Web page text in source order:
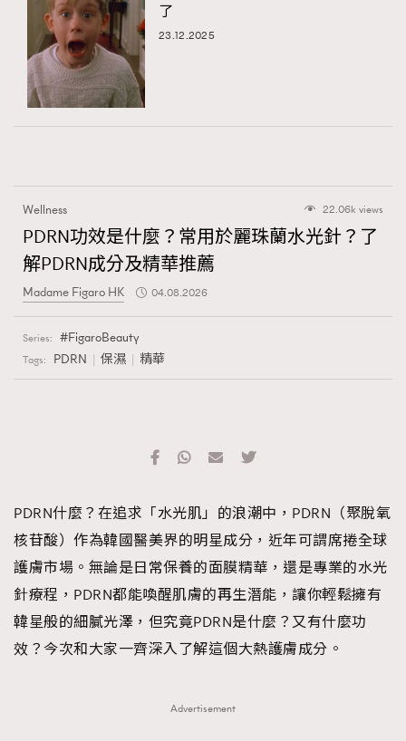
了
23.12.2025
Wellness 22.06k views
PDRN功效是什麼？常用於麗珠蘭水光針？了
解PDRN成分及精華推薦
Madame Figaro HK 04.08.2026
Series: FigaroBeauty
Tags: PDRN 保濕 精華
PDRN什麼？在追求「水光肌」的浪潮中，PDRN（聚脫氧
核苷酸）作為韓國醫美界的明星成分，近年可謂席捲全球
護膚市場。無論是日常保養的面膜精華，還是專業的水光
針療程，PDRN都能喚醒肌膚的再生潛能，讓你輕鬆擁有
韓星般的細膩光澤，但究竟PDRN是什麼？又有什麼功
效？今次和大家一齊深入了解這個大熱護膚成分。
Advertisement